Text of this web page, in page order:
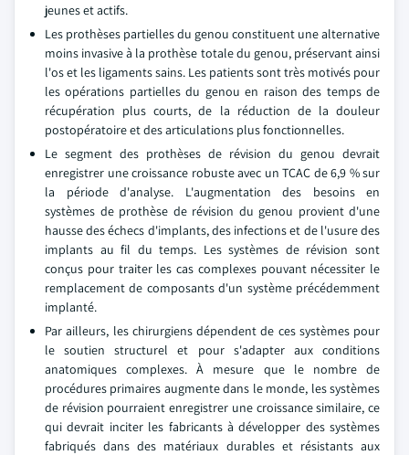
jeunes et actifs.
Les prothèses partielles du genou constituent une alternative
moins invasive à la prothèse totale du genou, préservant ainsi
l'os et les ligaments sains. Les patients sont très motivés pour
les opérations partielles du genou en raison des temps de
récupération plus courts, de la réduction de la douleur
postopératoire et des articulations plus fonctionnelles.
Le segment des prothèses de révision du genou devrait
enregistrer une croissance robuste avec un TCAC de 6,9 % sur
la période d'analyse. L'augmentation des besoins en
systèmes de prothèse de révision du genou provient d'une
hausse des échecs d'implants, des infections et de l'usure des
implants au fil du temps. Les systèmes de révision sont
conçus pour traiter les cas complexes pouvant nécessiter le
remplacement de composants d'un système précédemment
implanté.
Par ailleurs, les chirurgiens dépendent de ces systèmes pour
le soutien structurel et pour s'adapter aux conditions
anatomiques complexes. À mesure que le nombre de
procédures primaires augmente dans le monde, les systèmes
de révision pourraient enregistrer une croissance similaire, ce
qui devrait inciter les fabricants à développer des systèmes
fabriqués dans des matériaux durables et résistants aux